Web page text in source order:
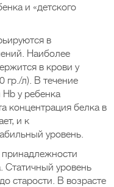
и «детского
в
Наиболее
в крови у
гр./л). В течение
у ребенка
концентрация белка в
и к
уровень.
принадлежности
Статичный уровень
старости. В возрасте